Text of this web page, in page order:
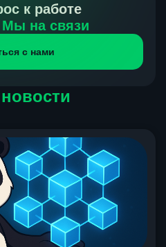
тебя, а на другой части
на сайте, является
напиши в онлайн-
к работе
Мы на связи
с нами
новости